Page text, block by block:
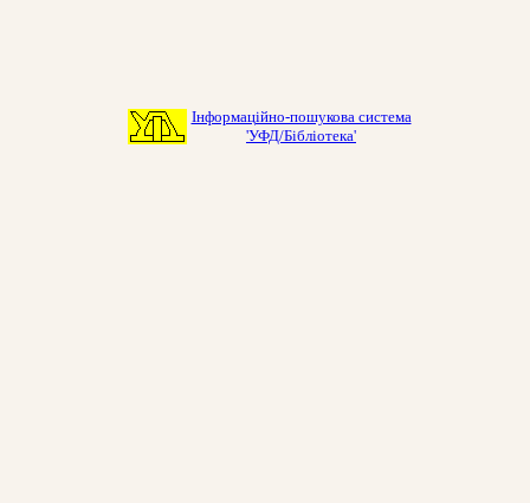
Інформаційно-пошукова система
'УФД/Бібліотека'